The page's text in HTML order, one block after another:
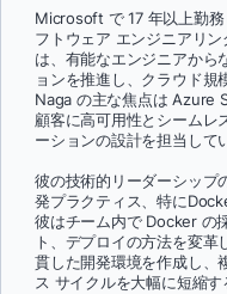
Microsoft で 17 年以上勤
フトウェア エンジニアリ
は、有能なエンジニアから
ョンを推進し、クラウド規
Naga の主な焦点は Azure
顧客に高可用性とシームレ
ーションの設計を担当して
彼の技術的リーダーシップ
発プラクティス、特に
彼はチーム内で Docker の
ト、デプロイの方法を変
貫した開発環境を作成し、
ス サイクルを大幅に短縮す